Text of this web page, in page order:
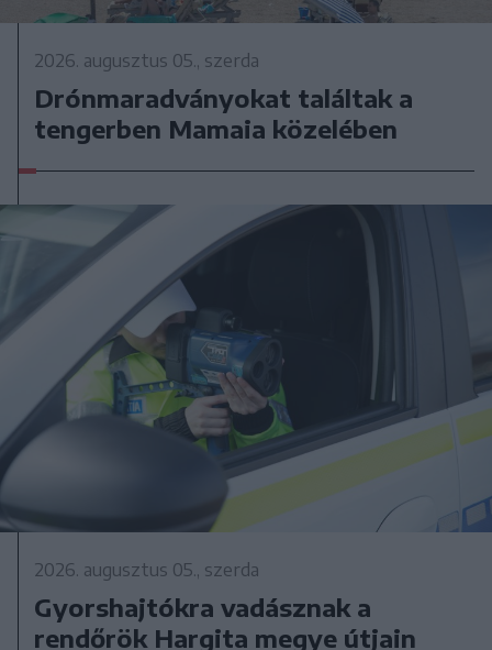
2026. augusztus 05., szerda
Drónmaradványokat találtak a
tengerben Mamaia közelében
2026. augusztus 05., szerda
Gyorshajtókra vadásznak a
rendőrök Hargita megye útjain